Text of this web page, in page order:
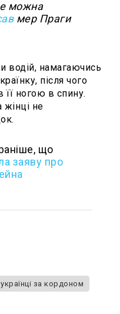
можна
мер Праги
водій, намагаючись
після чого
ногою в спину.
жінці не
що
заяву про
українці за кордоном